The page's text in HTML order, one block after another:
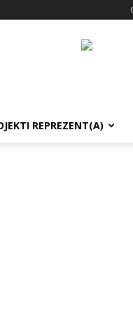
REPREZENT(A)